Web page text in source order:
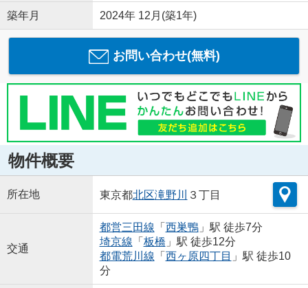
築年月 2024年 12月(築1年)
お問い合わせ(無料)
物件概要
所在地 東京都北区滝野川 ３丁目
交通
都営三田線 「 西巣鴨」駅 徒歩7分
埼京線 「 板橋 」駅 徒歩12分
都電荒川線 「 西ヶ原四丁目 」駅 徒歩10
分